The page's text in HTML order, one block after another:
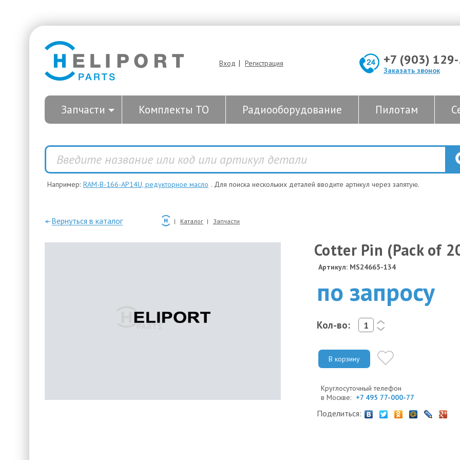
Вход | Регистрация +7 (903)
Заказать звонок
Запчасти Комплекты ТО Радиооборудование Пилотам
Например: RAM-B-166-AP14U, редукторное масло . Для поиска нескольких деталей вводите артикул через запятую.
—Вернуться в каталог Каталог Запчасти
Cotter Pin (Pack of
Артикул: MS24665-134
по запросу
Кол-во:
<
>
В корзину
Круглосуточный телефон
в Москве: +7 495 77-000-77
Поделиться: